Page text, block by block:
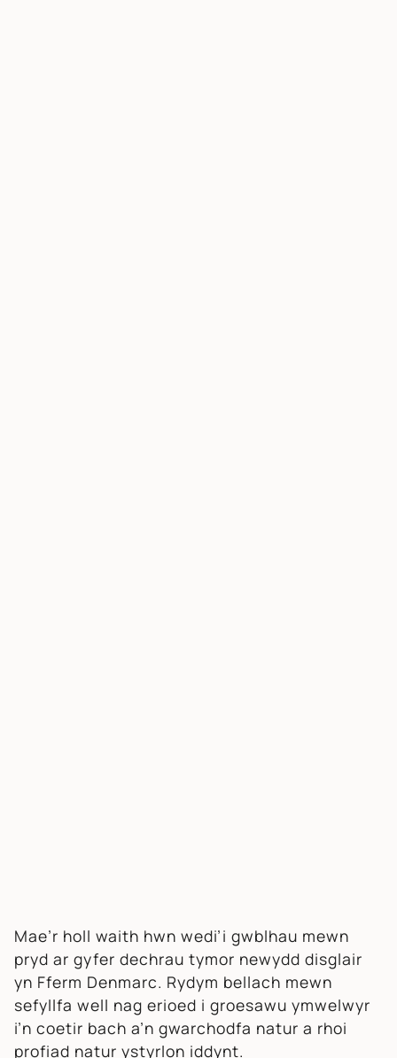
Mae’r holl waith hwn wedi’i gwblhau mewn
pryd ar gyfer dechrau tymor newydd disglair
yn Fferm Denmarc. Rydym bellach mewn
sefyllfa well nag erioed i groesawu ymwelwyr
i’n coetir bach a’n gwarchodfa natur a rhoi
profiad natur ystyrlon iddynt.